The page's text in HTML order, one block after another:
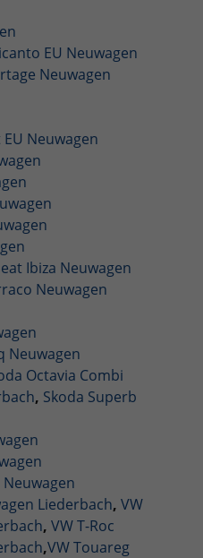
EU Neuwagen
Neuwagen
Neuwagen
Ibiza Neuwagen
Neuwagen
Neuwagen
Octavia Combi
, Skoda Superb
Liederbach, VW
, VW T-Roc
,VW Touareg